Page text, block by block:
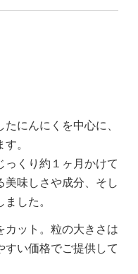
にんにくを中心に、
。
っくり約１ヶ月かけて
美味しさや成分、そし
した。
カット。粒の大きさは
すい価格でご提供して